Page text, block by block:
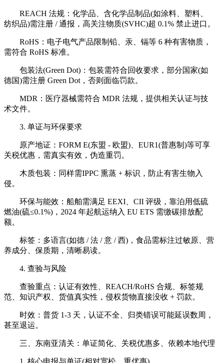
REACH 法规：化学品、含化学品制品(如涂料、塑料、
纺织品)需注册 / 通报，高关注物质(SVHC)超 0.1% 禁止进口。
RoHS：电子电气产品限制铅、汞、镉等 6 种有害物质，
需符合 RoHS 标准。
包装法(Green Dot)：包装需符合回收要求，部分国家(如
德国)需注册 Green Dot，否则面临罚款。
MDR：医疗器械需符合 MDR 法规，提供相关认证与技
术文件。
3. 单证与环保要求
原产地证：FORM E(东盟 - 欧盟)、EUR1(普惠制)等可享
关税优惠，需真实有效，伪造重罚。
木质包装：同样需IPPC 熏蒸 + 标识，防止有害生物入
侵。
环保与能效：船舶需满足 EEXI、CII 评级，靠泊用低硫
燃油(硫≤0.1%)，2024 年起航运纳入 EU ETS 需缴碳排放配
额。
标签：多语言(如德 / 法 / 意 / 西)，食品需标注过敏原、营
养成分、保质期，清晰易读。
4. 查验与风险
查验重点：认证有效性、REACH/RoHS 合规、标签规
范、知识产权、货值真实性，侵权货物直接没收 + 罚款。
时效：普货 1-3 天，认证不全、归类错误可能延误数周，
甚至退运。
三、东南亚清关：单证简化、关税优惠多、依赖本地代理
1. 核心申报与单证(相对宽松，重优惠)